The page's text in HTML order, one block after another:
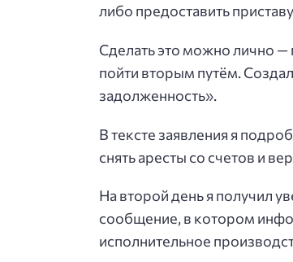
либо предоставить
Сделать это можно лично —
пойти вторым путём.
задолженность».
В тексте заявления я
снять аресты со счетов и
На второй день я получил
сообщение, в котором
исполнительное